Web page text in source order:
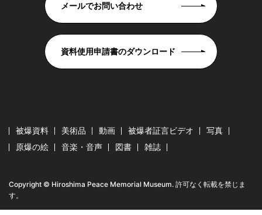
メールでお問い合わせ
資料使用申請書のダウンロード
被爆資料 美術品 動画 被爆者証言ビデオ
写真
原爆の絵
音楽・音声 図書 雑誌
Copyright © Hiroshima Peace Memorial Museum. 許可なく転載を禁じま
す。